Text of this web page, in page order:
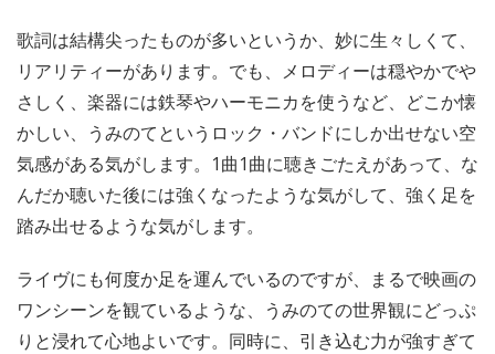
歌詞は結構尖ったものが多いというか、妙に生々しくて、
リアリティーがあります。でも、メロディーは穏やかでや
さしく、楽器には鉄琴やハーモニカを使うなど、どこか懐
かしい、うみのてというロック・バンドにしか出せない空
気感がある気がします。1曲1曲に聴きごたえがあって、な
んだか聴いた後には強くなったような気がして、強く足を
踏み出せるような気がします。
ライヴにも何度か足を運んでいるのですが、まるで映画の
ワンシーンを観ているような、うみのての世界観にどっぷ
りと浸れて心地よいです。同時に、引き込む力が強すぎて